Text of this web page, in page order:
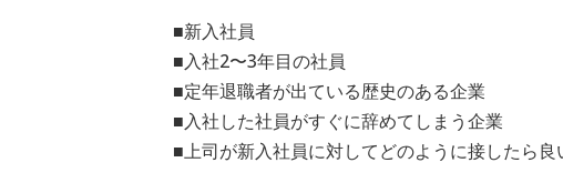
■新入社員
■入社2〜3年目の社員
■定年退職者が出ている歴史のある企業
■入社した社員がすぐに辞めてしまう企業
■上司が新入社員に対してどのように接したら